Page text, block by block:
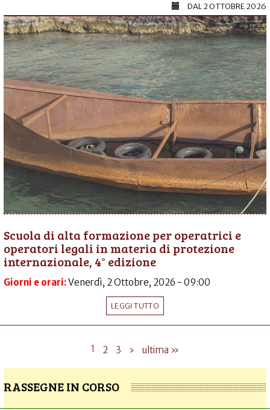
DAL2 OTTOBRE 2026
Scuola di alta formazione per operatrici e
operatori legali in materia di protezione
internazionale, 4° edizione
Giorni e orari:Venerdì, 2 Ottobre, 2026 - 09:00
LEGGI TUTTO
1 2 3 › ultima »
RASSEGNE IN CORSO